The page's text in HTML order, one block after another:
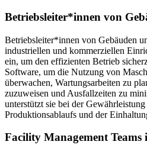
Betriebsleiter*innen von
Betriebsleiter*innen von Gebäuden
industriellen und kommerziellen
ein, um den effizienten Betrieb
Software, um die Nutzung von
überwachen, Wartungsarbeiten zu
zuzuweisen und Ausfallzeiten zu
unterstützt sie bei der
Produktionsablaufs und der
Facility Management Teams